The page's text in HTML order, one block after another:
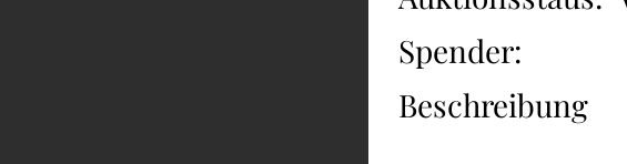
Spender:
Beschreibung